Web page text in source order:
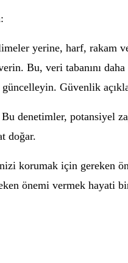
yerine, harf, rakam
Bu, veri tabanını
Güvenlik
denetimler, potansiyel
doğar.
korumak için gereken
önemi vermek hayati